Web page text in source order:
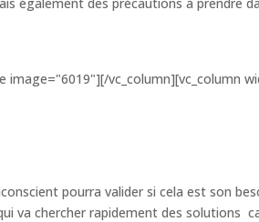
image="6019"][/vc_column][vc_column
pourra valider si cela est son
va chercher rapidement des solutions